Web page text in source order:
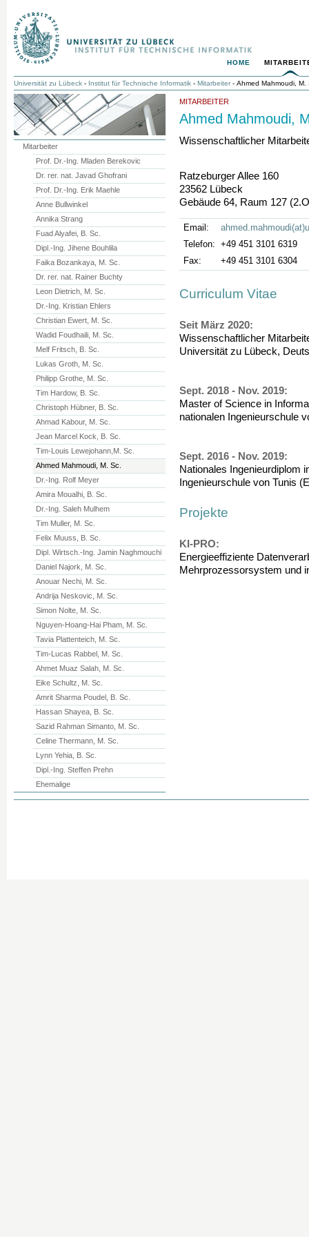
HOME
Universität zu Lübeck - Institut für Technische Informatik - Mitarbeiter- Ahmed Mahmoudi, M.
MITARBEITER
Ahmed Mahmoudi,
Wissenschaftlicher
Ratzeburger Allee 160
23562 Lübeck
Gebäude 64, Raum 127
Email:
Telefon: +49 451 3101 6319
Fax:
+49 451 3101 6304
Curriculum Vitae
Seit März 2020:
Wissenschaftlicher
Universität zu Lübeck,
Sept. 2018 - Nov. 2019:
Master of Science in
nationalen Ingenieurschule
Sept. 2016 - Nov. 2019:
Nationales Ingenieurdiplom
Ingenieurschule von Tunis
Projekte
KI-PRO:
Energieeffiziente
Mehrprozessorsystem und
Mitarbeiter
Prof. Dr.-Ing. Mladen Berekovic
Dr. rer. nat. Javad Ghofrani
Prof. Dr.-Ing. Erik Maehle
Anne Bullwinkel
Annika Strang
Fuad Alyafei, B. Sc.
Dipl.-Ing. Jihene Bouhlila
Faika Bozankaya, M. Sc.
Dr. rer. nat. Rainer Buchty
Leon Dietrich, M. Sc.
Dr.-Ing. Kristian Ehlers
Christian Ewert, M. Sc.
Wadid Foudhaili, M. Sc.
Melf Fritsch, B. Sc.
Lukas Groth, M. Sc.
Philipp Grothe, M. Sc.
Tim Hardow, B. Sc.
Christoph Hübner, B. Sc.
Ahmad Kabour, M. Sc.
Jean Marcel Kock, B. Sc.
Tim-Louis Lewejohann,M. Sc.
Ahmed Mahmoudi, M. Sc.
Dr.-Ing. Rolf Meyer
Amira Moualhi, B. Sc.
Dr.-Ing. Saleh Mulhem
Tim Muller, M. Sc.
Felix Muuss, B. Sc.
Dipl. Wirtsch.-Ing. Jamin Naghmouchi
Daniel Najork, M. Sc.
Anouar Nechi, M. Sc.
Andrija Neskovic, M. Sc.
Simon Nolte, M. Sc.
Nguyen-Hoang-Hai Pham, M. Sc.
Tavia Plattenteich, M. Sc.
Tim-Lucas Rabbel, M. Sc.
Ahmet Muaz Salah, M. Sc.
Eike Schultz, M. Sc.
Amrit Sharma Poudel, B. Sc.
Hassan Shayea, B. Sc.
Sazid Rahman Simanto, M. Sc.
Celine Thermann, M. Sc.
Lynn Yehia, B. Sc.
Dipl.-Ing. Steffen Prehn
Ehemalige